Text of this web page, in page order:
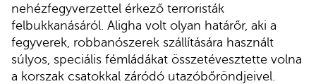
nehézfegyverzettel érkező terroristák
felbukkanásáról. Aligha volt olyan határőr, aki a
fegyverek, robbanószerek szállítására használt
súlyos, speciális fémládákat összetévesztette volna
a korszak csatokkal záródó utazóbőröndjeivel.